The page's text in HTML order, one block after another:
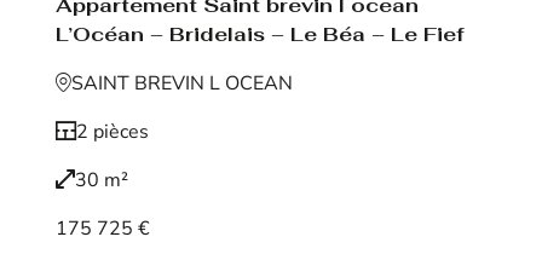
Appartement Saint brevin l ocean
L’Océan – Bridelais – Le Béa – Le Fief
SAINT BREVIN L OCEAN
2 pièces
30 m²
175 725 €